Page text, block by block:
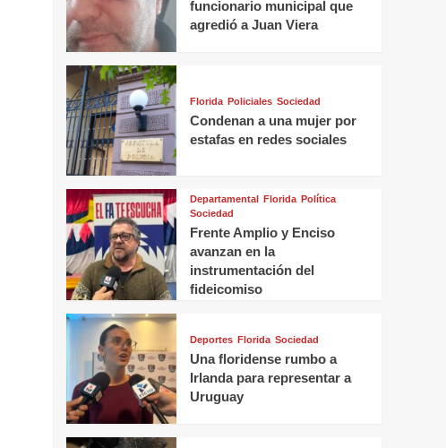
funcionario municipal que
agredió a Juan Viera
Florida Policiales Sociedad
Condenan a una mujer por
estafas en redes sociales
Departamental Florida Política
Sociedad
Frente Amplio y Enciso
avanzan en la
instrumentación del
fideicomiso
Deportes Florida Sociedad
Una floridense rumbo a
Irlanda para representar a
Uruguay